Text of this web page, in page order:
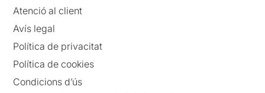
Atenció al client
Avís legal
Política de privacitat
Política de cookies
Condicions d’ús